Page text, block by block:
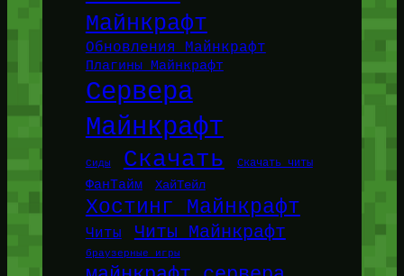
Майнкрафт
Обновления Майнкрафт
Плагины Майнкрафт
Сервера
Майнкрафт
Сиды Скачать Скачать читы
ФанТайм ХайТейл
Хостинг Майнкрафт
Читы Читы Майнкрафт
браузерные игры